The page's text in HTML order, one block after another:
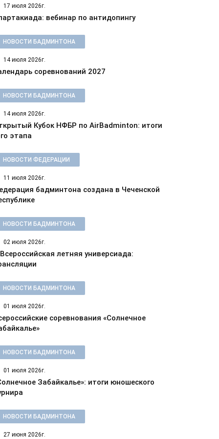
17 июля 2026г.
вебинар по антидопингу
НОВОСТИ БАДМИНТОНА
14 июля 2026г.
соревнований 2027
НОВОСТИ БАДМИНТОНА
14 июля 2026г.
Кубок НФБР по AirBadminton: итоги
этапа
НОВОСТИ ФЕДЕРАЦИИ
11 июля 2026г.
бадминтона создана в Чеченской
НОВОСТИ БАДМИНТОНА
02 июля 2026г.
летняя универсиада:
НОВОСТИ БАДМИНТОНА
01 июля 2026г.
соревнования «Солнечное
НОВОСТИ БАДМИНТОНА
01 июля 2026г.
Забайкалье»: итоги юношеского
НОВОСТИ БАДМИНТОНА
27 июня 2026г.